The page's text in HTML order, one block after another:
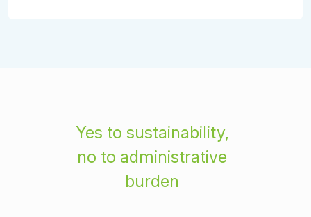
Yes to sustainability,
no to administrative
burden